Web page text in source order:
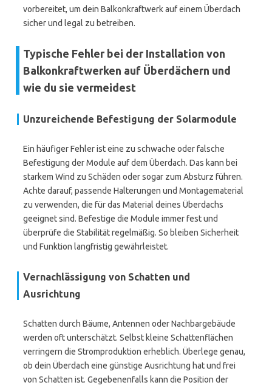
vorbereitet, um dein Balkonkraftwerk auf einem Überdach
sicher und legal zu betreiben.
Typische Fehler bei der Installation von
Balkonkraftwerken auf Überdächern und
wie du sie vermeidest
Unzureichende Befestigung der Solarmodule
Ein häufiger Fehler ist eine zu schwache oder falsche
Befestigung der Module auf dem Überdach. Das kann bei
starkem Wind zu Schäden oder sogar zum Absturz führen.
Achte darauf, passende Halterungen und Montagematerial
zu verwenden, die für das Material deines Überdachs
geeignet sind. Befestige die Module immer fest und
überprüfe die Stabilität regelmäßig. So bleiben Sicherheit
und Funktion langfristig gewährleistet.
Vernachlässigung von Schatten und
Ausrichtung
Schatten durch Bäume, Antennen oder Nachbargebäude
werden oft unterschätzt. Selbst kleine Schattenflächen
verringern die Stromproduktion erheblich. Überlege genau,
ob dein Überdach eine günstige Ausrichtung hat und frei
von Schatten ist. Gegebenenfalls kann die Position der